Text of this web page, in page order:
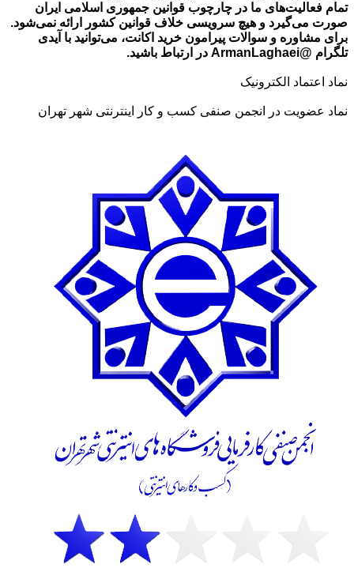
تمام فعالیت‌های ما در چارچوب قوانین جمهوری اسلامی ایران
صورت می‌گیرد و هیچ سرویسی خلاف قوانین کشور ارائه نمی‌شود.
برای مشاوره و سوالات پیرامون خرید اکانت، می‌توانید با آیدی
تلگرام @ArmanLaghaei در ارتباط باشید.
نماد اعتماد الکترونیک
نماد عضویت در انجمن صنفی کسب و کار اینترنتی شهر تهران